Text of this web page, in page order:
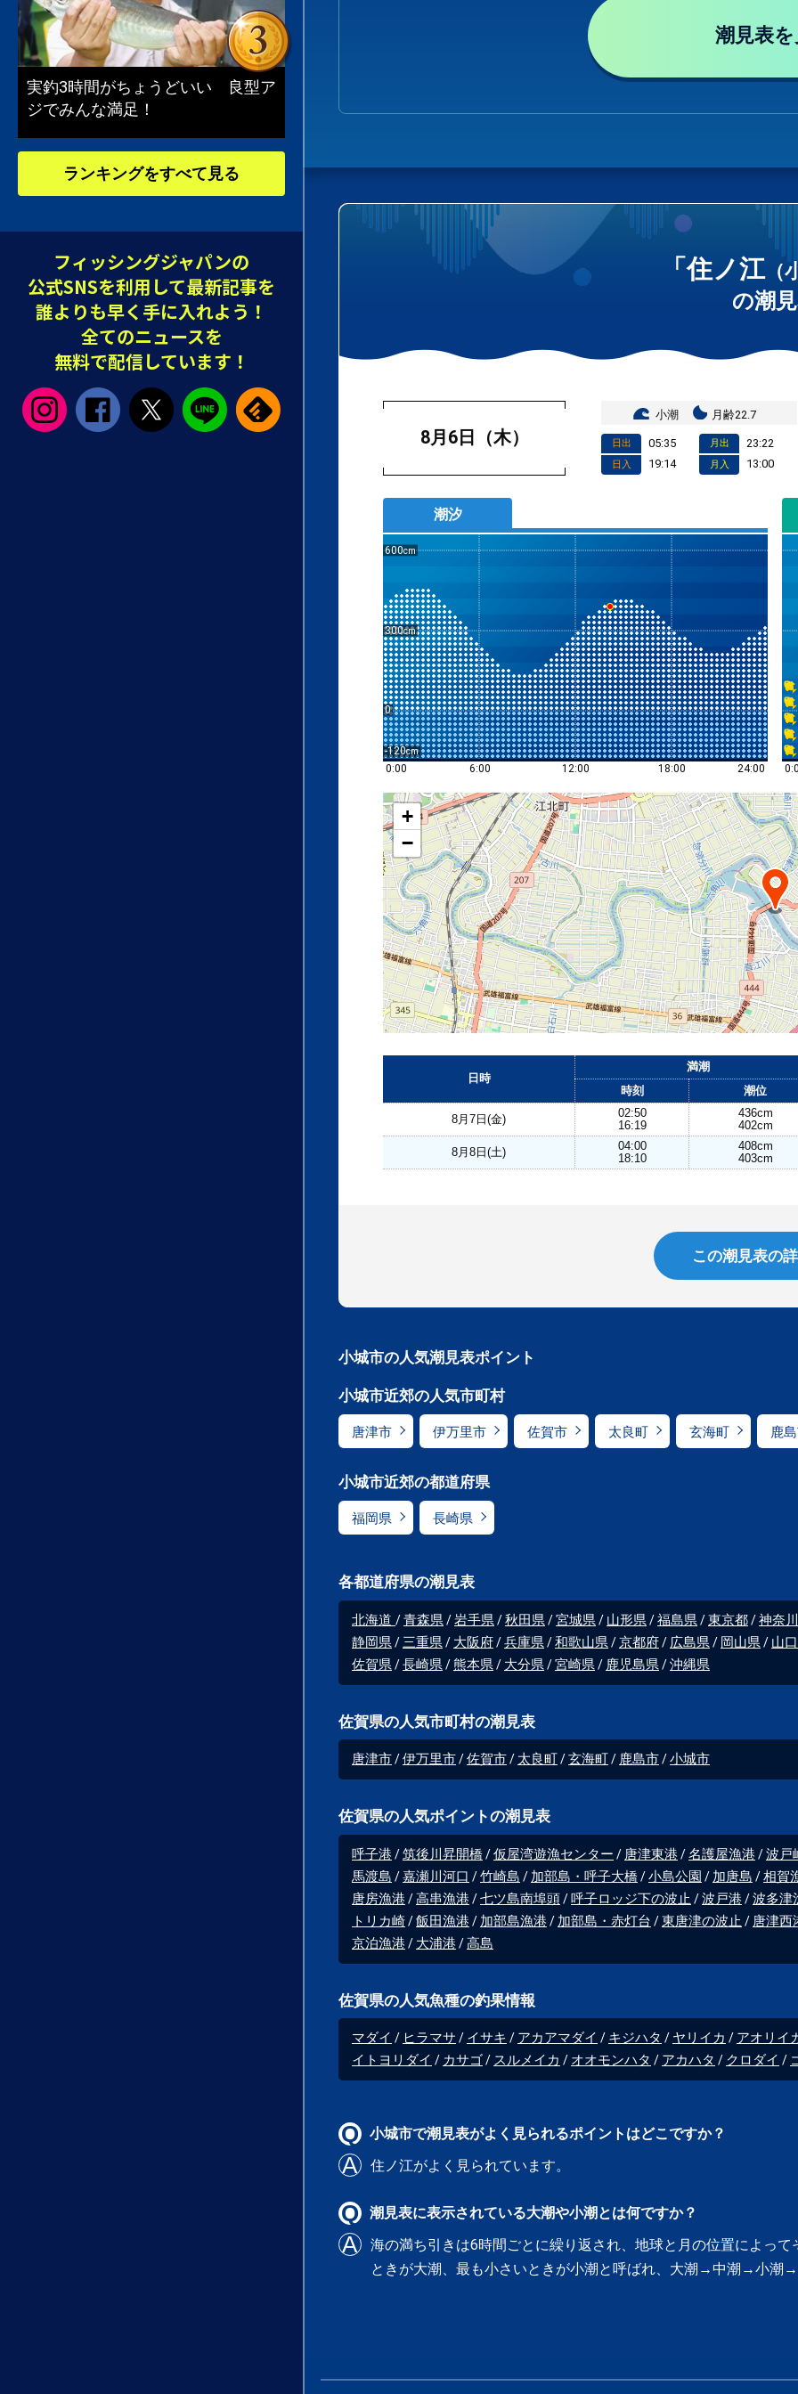
潮見表を
「住ノ江（
の潮
8月6日（木）
小潮 月齢22.7
日出 05:35
日入 19:14
月出 23:22
月入 13:00
潮汐
600
300
0
-120
0:00
6:00 12:00 18:00 24:00
+
−
日時
満潮
時刻
潮位
8月7日(金)
02:50
16:19
436cm
402cm
8月8日(土)
04:00
18:10
408cm
403cm
この潮見表の
小城市の人気潮見表ポイント
小城市近郊の人気市町村
唐津市 伊万里市 佐賀市 太良町 玄海町 鹿
小城市近郊の都道府県
福岡県 長崎県
各都道府県の潮見表
北海道 青森県 岩手県 秋田県 宮城県 山形県 福島県 東京都 神奈
静岡県
三重県 大阪府 兵庫県 和歌山県 京都府 広島県 岡山県 山
佐賀県
長崎県 熊本県 大分県 宮崎県 鹿児島県 沖縄県
佐賀県の人気市町村の潮見表
唐津市 伊万里市 佐賀市 太良町 玄海町 鹿島市 小城市
佐賀県の人気ポイントの潮見表
呼子港 筑後川昇開橋 仮屋湾遊漁センター 唐津東港 名護屋漁港 波戸
馬渡島
嘉瀬川河口 竹崎島 加部島・呼子大橋 小島公園 加唐島 相賀
唐房漁港
高串漁港 七ツ島南埠頭 呼子ロッジ下の波止 波戸港 波多津
トリカ崎
飯田漁港 加部島漁港 加部島・赤灯台 東唐津の波止 唐津西
京泊漁港
大浦港 高島
佐賀県の人気魚種の釣果情報
マダイ ヒラマサ イサキ アカアマダイ キジハタ ヤリイカ アオリイ
イトヨリダイ
カサゴ スルメイカ オオモンハタ アカハタ クロダイ
小城市で潮見表がよく見られるポイントはどこですか？
住ノ江がよく見られています。
潮見表に表示されている大潮や小潮とは何ですか？
海の満ち引きは6時間ごとに繰り返され、地球と月の位置によっ
ときが大潮、最も小さいときが小潮と呼ばれ、大潮→中潮→小潮
実釣3時間がちょうどいい 良型ア
ジでみんな満足！
ランキングをすべて見る
フィッシングジャパンの
公式SNSを利用して最新記事を
誰よりも早く手に入れよう！
全てのニュースを
無料で配信しています！